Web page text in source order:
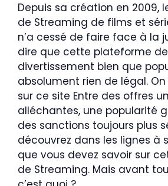
Depuis sa création en 2009,
de Streaming de films et
n’a cessé de faire face à la
dire que cette plateforme de
divertissement bien que
absolument rien de légal.
sur ce site Entre des offres
alléchantes, une popularité
des sanctions toujours plus
découvrez dans les lignes à
que vous devez savoir sur
de Streaming. Mais avant